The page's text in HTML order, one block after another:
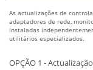
As actualizações de
adaptadores de rede,
instaladas
utilitários especializados.
OPÇÃO 1 -